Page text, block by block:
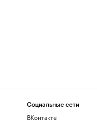
Социальные сети
ВКонтакте